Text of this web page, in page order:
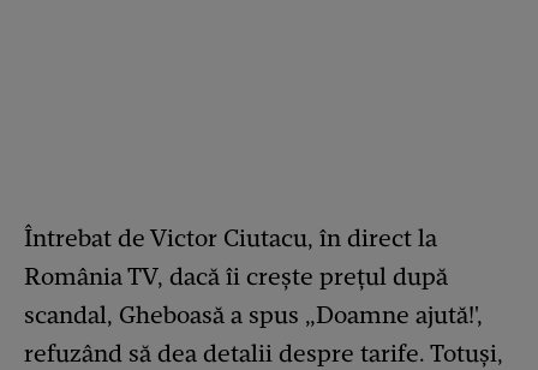
Întrebat de Victor Ciutacu, în direct la
România TV, dacă îi creşte preţul după
scandal, Gheboasă a spus „Doamne ajută!',
refuzând să dea detalii despre tarife. Totuşi,